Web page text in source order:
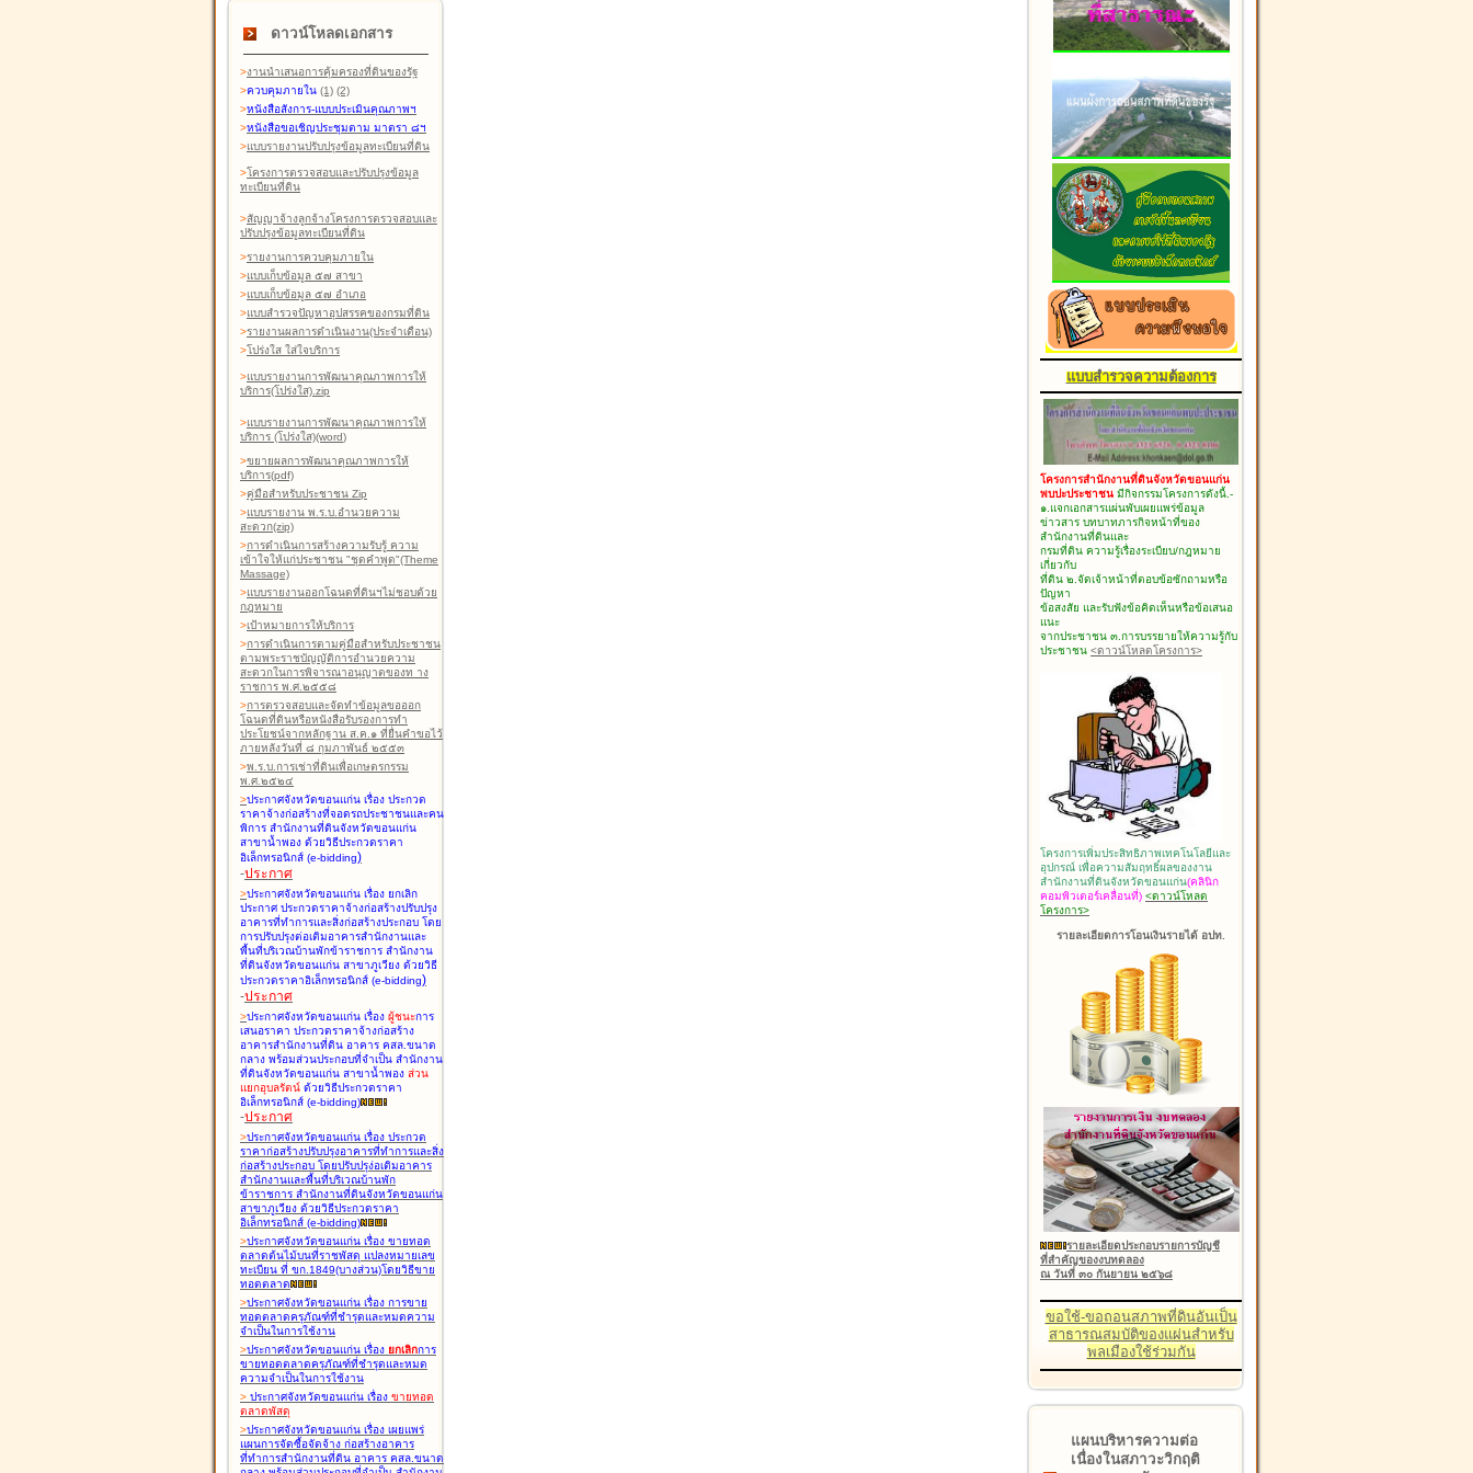
ดาวน์โหลดเอกสาร
>งานนำเสนอการคุ้มครองที่ดินของรัฐ
>ควบคุมภายใน (1) (2)
>หนังสือสังการ-แบบประเมินคุณภาพฯ
>หนังสือขอเชิญประชุมตาม มาตรา ๘ฯ
>แบบรายงานปรับปรุงข้อมูลทะเบียนที่ดิน
>โครงการตรวจสอบและปรับปรุงข้อมูล
ทะเบียนที่ดิน
>สัญญาจ้างลูกจ้างโครงการตรวจสอบและ
ปรับปรุงข้อมูลทะเบียนที่ดิน
>รายงานการควบคุมภายใน
>แบบเก็บข้อมูล ๕๗ สาขา
>แบบเก็บข้อมูล ๕๗ อำเภอ
>แบบสำรวจปัญหาอุปสรรคของกรมที่ดิน
>รายงานผลการดำเนินงาน(ประจำเดือน)
>โปร่งใส ใส่ใจบริการ
>แบบรายงานการพัฒนาคุณภาพการให้
บริการ(โปร่งใส).zip
>แบบรายงานการพัฒนาคุณภาพการให้
บริการ (โปร่งใส)(word)
>ขยายผลการพัฒนาคุณภาพการให้
บริการ(pdf)
>คู่มือสำหรับประชาชน Zip
>แบบรายงาน พ.ร.บ.อำนวยความ
สะดวก(zip)
>การดำเนินการสร้างความรับรู้ ความ
เข้าใจให้แก่ประชาชน "ชุดคำพูด"(Theme
Massage)
>แบบรายงานออกโฉนดที่ดินฯไม่ชอบด้วย
กฎหมาย
>เป้าหมายการให้บริการ
>การดำเนินการตามคู่มือสำหรับประชาชน
ตามพระราชบัญญัติการอำนวยความ
สะดวกในการพิจารณาอนุญาตของท าง
ราชการ พ.ศ.๒๕๕๘
>การตรวจสอบและจัดทำข้อมูลขอออก
โฉนดที่ดินหรือหนังสือรับรองการทำ
ประโยชน์จากหลักฐาน ส.ค.๑ ที่ยื่นคำขอไว้
ภายหลังวันที่ ๘ กุมภาพันธ์ ๒๕๕๓
>พ.ร.บ.การเช่าที่ดินเพื่อเกษตรกรรม
พ.ศ.๒๕๒๔
>ประกาศจังหวัดขอนแก่น เรื่อง ประกวด
ราคาจ้างก่อสร้างที่จอดรถประชาชนและคน
พิการ สำนักงานที่ดินจังหวัดขอนแก่น
สาขาน้ำพอง ด้วยวิธีประกวดราคา
อิเล็กทรอนิกส์ (e-bidding)
-ประกาศ
>ประกาศจังหวัดขอนแก่น เรื่อง ยกเลิก
ประกาศ ประกวดราคาจ้างก่อสร้างปรับปรุง
อาคารที่ทำการและสิ่งก่อสร้างประกอบ โดย
การปรับปรุงต่อเติมอาคารสำนักงานและ
พื้นที่บริเวณบ้านพักข้าราชการ สำนักงาน
ที่ดินจังหวัดขอนแก่น สาขาภูเวียง ด้วยวิธี
ประกวดราคาอิเล็กทรอนิกส์ (e-bidding)
-ประกาศ
>ประกาศจังหวัดขอนแก่น เรื่อง ผู้ชนะการ
เสนอราคา ประกวดราคาจ้างก่อสร้าง
อาคารสำนักงานที่ดิน อาคาร คสล.ขนาด
กลาง พร้อมส่วนประกอบที่จำเป็น สำนักงาน
ที่ดินจังหวัดขอนแก่น สาขาน้ำพอง ส่วน
แยกอุบลรัตน์ ด้วยวิธีประกวดราคา
อิเล็กทรอนิกส์ (e-bidding)
-ประกาศ
>ประกาศจังหวัดขอนแก่น เรื่อง ประกวด
ราคาก่อสร้างปรับปรุงอาคารที่ทำการและสิ่ง
ก่อสร้างประกอบ โดยปรับปรุง่อเติมอาคาร
สำนักงานและพื้นที่บริเวณบ้านพัก
ข้าราชการ สำนักงานที่ดินจังหวัดขอนแก่น
สาขาภูเวียง ด้วยวิธีประกวดราคา
อิเล็กทรอนิกส์ (e-bidding)
>ประกาศจังหวัดขอนแก่น เรื่อง ขายทอด
ตลาดต้นไม้บนที่ราชพัสดุ แปลงหมายเลข
ทะเบียน ที่ ขก.1849(บางส่วน)โดยวิธีขาย
ทอดตลาด
>ประกาศจังหวัดขอนแก่น เรื่อง การขาย
ทอดตลาดครุภัณฑ์ที่ชำรุดและหมดความ
จำเป็นในการใช้งาน
>ประกาศจังหวัดขอนแก่น เรื่อง ยกเลิกการ
ขายทอดตลาดครุภัณฑ์ที่ชำรุดและหมด
ความจำเป็นในการใช้งาน
> ประกาศจังหวัดขอนแก่น เรื่อง ขายทอด
ตลาดพัสดุ
>ประกาศจังหวัดขอนแก่น เรื่อง เผยแพร่
แผนการจัดซื้อจัดจ้าง ก่อสร้างอาคาร
ที่ทำการสำนักงานที่ดิน อาคาร คสล.ขนาด
แบบสำรวจความต้องการ
โครงการสำนักงานที่ดินจังหวัดขอนแก่น
พบปะประชาชน มีกิจกรรมโครงการดังนี้.-
๑.แจกเอกสารแผ่นพับเผยแพร่ข้อมูล
ข่าวสาร บทบาทภารกิจหน้าที่ของ
สำนักงานที่ดินและ
กรมที่ดิน ความรู้เรื่องระเบียบ/กฎหมาย
เกี่ยวกับ
ที่ดิน ๒.จัดเจ้าหน้าที่ตอบข้อซักถามหรือ
ปัญหา
ข้อสงสัย และรับฟังข้อคิดเห็นหรือข้อเสนอ
แนะ
จากประชาชน ๓.การบรรยายให้ความรู้กับ
ประชาชน <ดาวน์โหลดโครงการ>
โครงการเพิ่มประสิทธิภาพเทคโนโลยีและ
อุปกรณ์ เพื่อความสัมฤทธิ์ผลของงาน
สำนักงานที่ดินจังหวัดขอนแก่น(คลินิก
คอมพิวเตอร์เคลื่อนที่) <ดาวน์โหลด
โครงการ>
รายละเอียดการโอนเงินรายได้ อปท.
รายละเอียดประกอบรายการบัญชี
ที่สำคัญของงบทดลอง
ณ วันที่ ๓๐ กันยายน ๒๕๖๘
ขอใช้-ขอถอนสภาพที่ดินอันเป็น
สาธารณสมบัติของแผ่นสำหรับ
พลเมืองใช้ร่วมกัน
แผนบริหารความต่อ
เนื่องในสภาวะวิกฤติ